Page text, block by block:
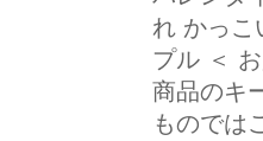
れ かっこ
プル ＜
商品のキ
ものでは